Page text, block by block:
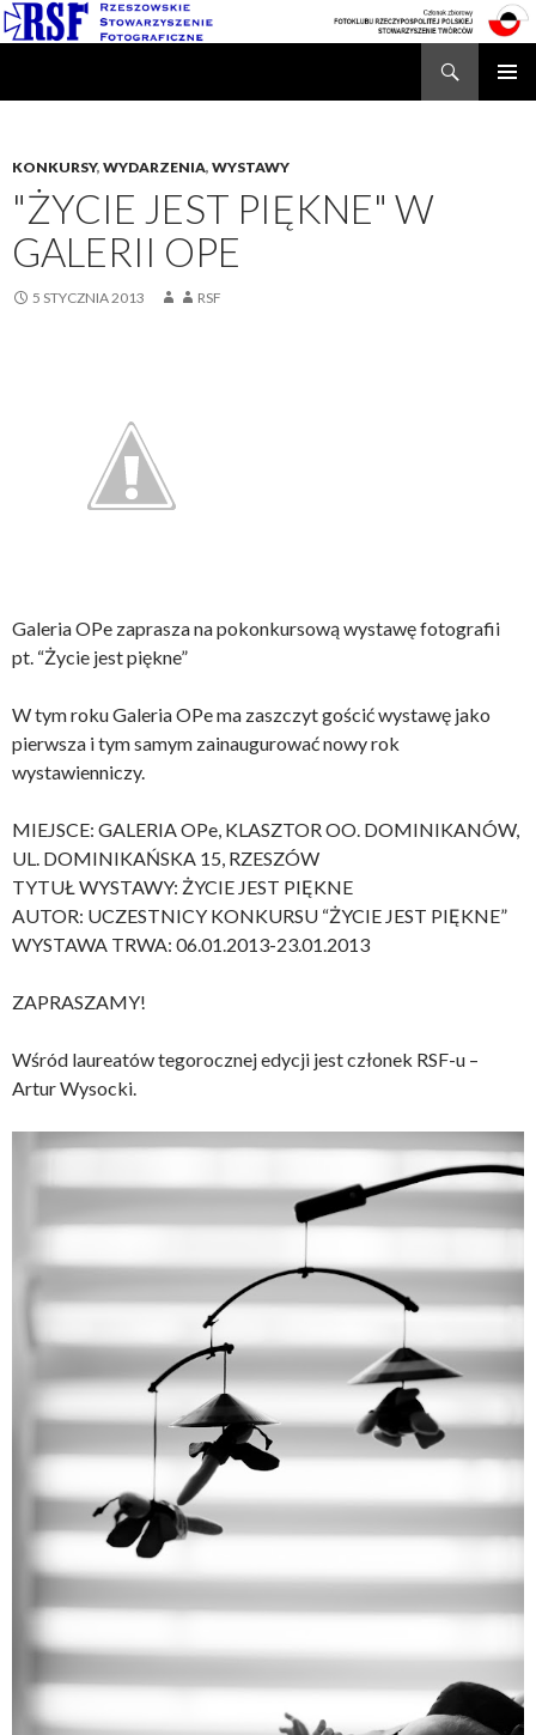
KONKURSY, WYDARZENIA, WYSTAWY
"ŻYCIE JEST PIĘKNE" W
GALERII OPE
5 STYCZNIA 2013 RSF
Galeria OPe zaprasza na pokonkursową wystawę fotografii
pt. “Życie jest piękne”
W tym roku Galeria OPe ma zaszczyt gościć wystawę jako
pierwsza i tym samym zainaugurować nowy rok
wystawienniczy.
MIEJSCE: GALERIA OPe, KLASZTOR OO. DOMINIKANÓW,
UL. DOMINIKAŃSKA 15, RZESZÓW
TYTUŁ WYSTAWY: ŻYCIE JEST PIĘKNE
AUTOR: UCZESTNICY KONKURSU “ŻYCIE JEST PIĘKNE”
WYSTAWA TRWA: 06.01.2013-23.01.2013
ZAPRASZAMY!
Wśród laureatów tegorocznej edycji jest członek RSF-u –
Artur Wysocki.